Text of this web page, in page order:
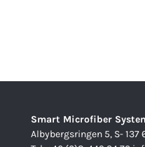
Smart Microfiber
Albybergsringen 5, S- 137